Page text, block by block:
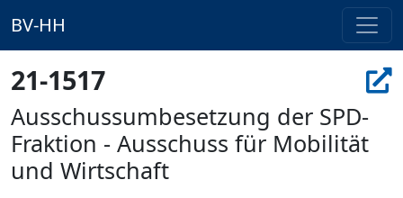
BV-HH
21-1517
Ausschussumbesetzung der SPD-
Fraktion - Ausschuss für Mobilität
und Wirtschaft